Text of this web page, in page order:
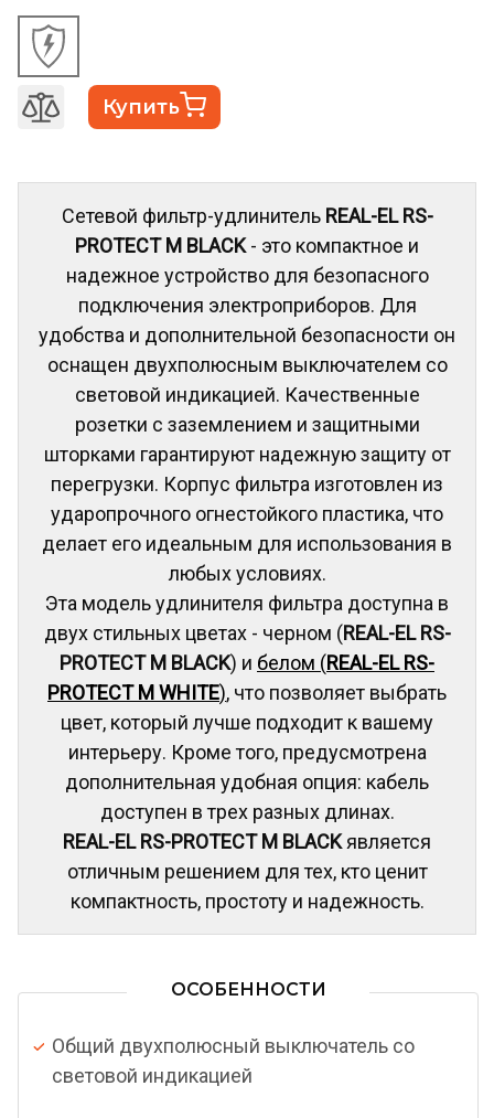
Купить
Сетевой фильтр-удлинитель REAL-EL RS-
PROTECT M BLACK- это компактное и
надежное устройство для безопасного
подключения электроприборов. Для
удобства и дополнительной безопасности он
оснащен двухполюсным выключателем со
световой индикацией. Качественные
розетки с заземлением и защитными
шторками гарантируют надежную защиту от
перегрузки. Корпус фильтра изготовлен из
ударопрочного огнестойкого пластика, что
делает его идеальным для использования в
любых условиях.
Эта модель удлинителя фильтра доступна в
двух стильных цветах - черном (REAL-EL RS-
PROTECT M BLACK) и белом (REAL-EL RS-
PROTECT M WHITE), что позволяет выбрать
цвет, который лучше подходит к вашему
интерьеру. Кроме того, предусмотрена
дополнительная удобная опция: кабель
доступен в трех разных длинах.
REAL-EL RS-PROTECT M BLACKявляется
отличным решением для тех, кто ценит
компактность, простоту и надежность.
ОСОБЕННОСТИ
Общий двухполюсный выключатель со
световой индикацией